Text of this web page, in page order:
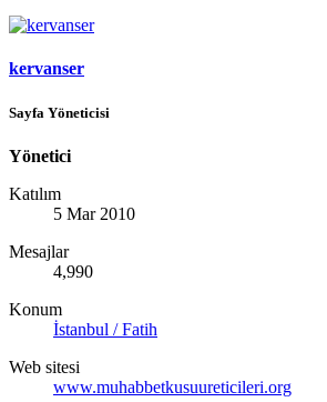
kervanser
Sayfa Yöneticisi
Yönetici
Katılım
5 Mar 2010
Mesajlar
4,990
Konum
İstanbul / Fatih
Web sitesi
www.muhabbetkusuureticileri.org